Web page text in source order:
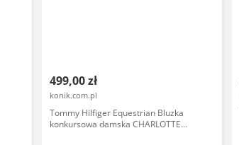
499,00 zł
konik.com.pl
Tommy Hilfiger Equestrian Bluzka
konkursowa damska CHARLOTTE